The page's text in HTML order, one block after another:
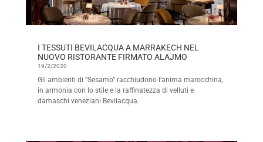
I TESSUTI BEVILACQUA A MARRAKECH NEL
NUOVO RISTORANTE FIRMATO ALAJMO
19/2/2020
Gli ambienti di “Sesamo” racchiudono l’anima marocchina,
in armonia con lo stile e la raffinatezza di velluti e
damaschi veneziani Bevilacqua.